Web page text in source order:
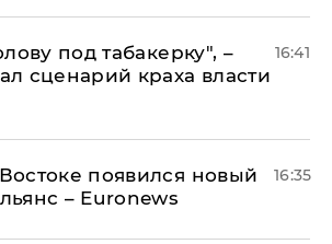
под табакерку", –
сценарий краха власти
16:41
появился новый
– Euronews
16:35